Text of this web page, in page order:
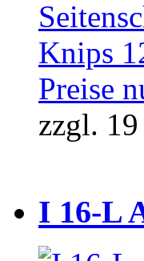
Preise
zzgl.
I 16-L